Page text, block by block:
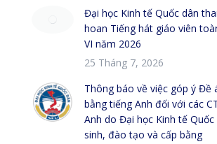
Đại học Kinh tế Quốc dân
hoan Tiếng hát giáo viên
VI năm 2026
25 Tháng 7, 2026
Thông báo về việc góp ý Đề
bằng tiếng Anh đối với các
Anh do Đại học Kinh tế Quốc
sinh, đào tạo và cấp bằng